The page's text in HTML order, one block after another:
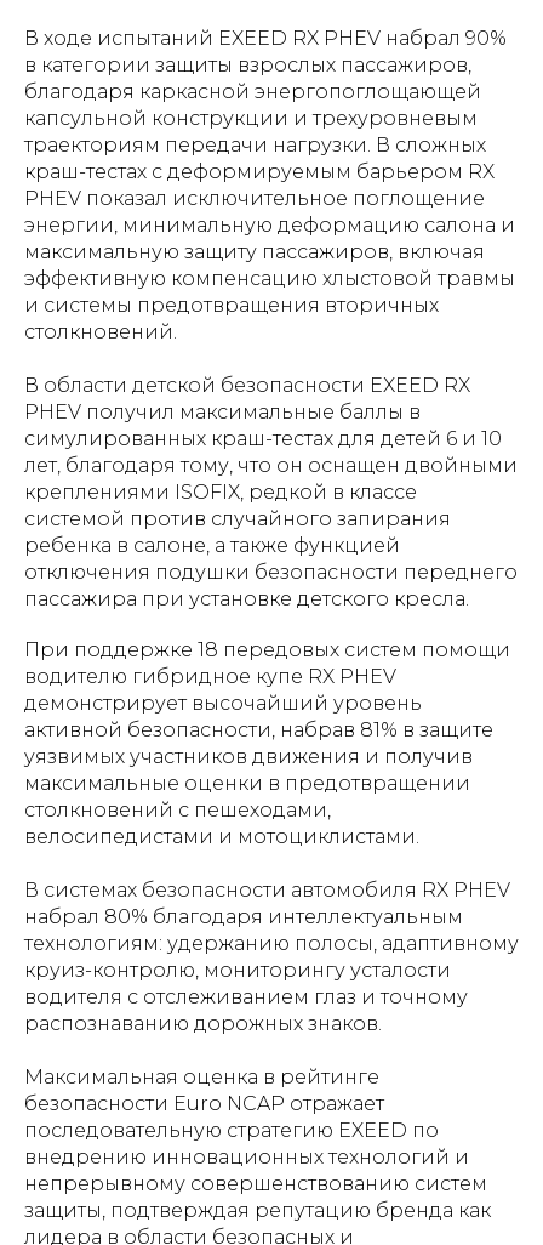
В ходе испытаний EXEED RX PHEV набрал 90%
в категории защиты взрослых пассажиров,
благодаря каркасной энергопоглощающей
капсульной конструкции и трехуровневым
траекториям передачи нагрузки. В сложных
краш-тестах с деформируемым барьером RX
PHEV показал исключительное поглощение
энергии, минимальную деформацию салона и
максимальную защиту пассажиров, включая
эффективную компенсацию хлыстовой травмы
и системы предотвращения вторичных
столкновений.
В области детской безопасности EXEED RX
PHEV получил максимальные баллы в
симулированных краш-тестах для детей 6 и 10
лет, благодаря тому, что он оснащен двойными
креплениями ISOFIX, редкой в классе
системой против случайного запирания
ребенка в салоне, а также функцией
отключения подушки безопасности переднего
пассажира при установке детского кресла.
При поддержке 18 передовых систем помощи
водителю гибридное купе RX PHEV
демонстрирует высочайший уровень
активной безопасности, набрав 81% в защите
уязвимых участников движения и получив
максимальные оценки в предотвращении
столкновений с пешеходами,
велосипедистами и мотоциклистами.
В системах безопасности автомобиля RX PHEV
набрал 80% благодаря интеллектуальным
технологиям: удержанию полосы, адаптивному
круиз-контролю, мониторингу усталости
водителя с отслеживанием глаз и точному
распознаванию дорожных знаков.
Максимальная оценка в рейтинге
безопасности Euro NCAP отражает
последовательную стратегию EXEED по
внедрению инновационных технологий и
непрерывному совершенствованию систем
защиты, подтверждая репутацию бренда как
лидера в области безопасных и